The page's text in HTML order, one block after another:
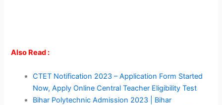
Also Read :
CTET Notification 2023 – Application Form Started
Now, Apply Online Central Teacher Eligibility Test
Bihar Polytechnic Admission 2023 | Bihar